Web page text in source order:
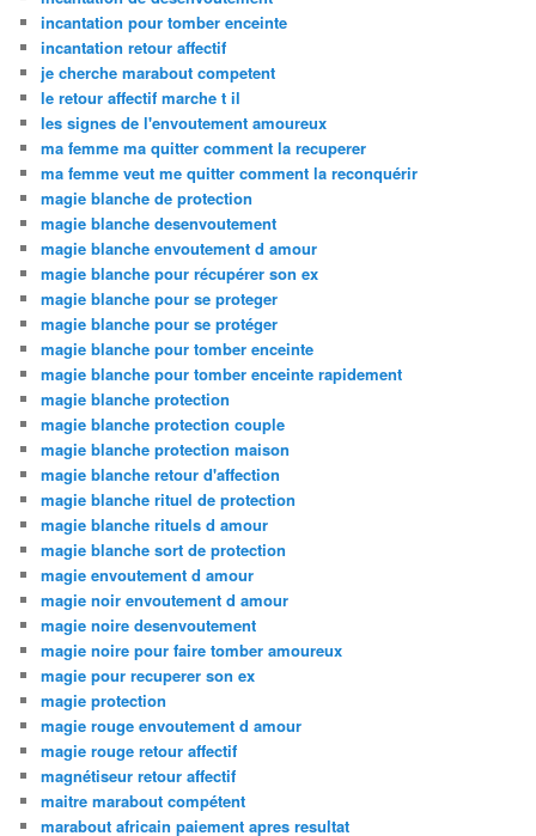
incantation pour tomber enceinte
incantation retour affectif
je cherche marabout competent
le retour affectif marche t il
les signes de l'envoutement amoureux
ma femme ma quitter comment la recuperer
ma femme veut me quitter comment la reconquérir
magie blanche de protection
magie blanche desenvoutement
magie blanche envoutement d amour
magie blanche pour récupérer son ex
magie blanche pour se proteger
magie blanche pour se protéger
magie blanche pour tomber enceinte
magie blanche pour tomber enceinte rapidement
magie blanche protection
magie blanche protection couple
magie blanche protection maison
magie blanche retour d'affection
magie blanche rituel de protection
magie blanche rituels d amour
magie blanche sort de protection
magie envoutement d amour
magie noir envoutement d amour
magie noire desenvoutement
magie noire pour faire tomber amoureux
magie pour recuperer son ex
magie protection
magie rouge envoutement d amour
magie rouge retour affectif
magnétiseur retour affectif
maitre marabout compétent
marabout africain paiement apres resultat